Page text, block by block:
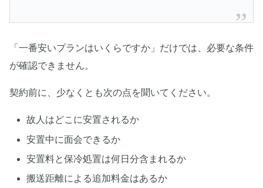
「一番安いプランはいくらですか」だけでは、必要な条件
が確認できません。
契約前に、少なくとも次の点を聞いてください。
故人はどこに安置されるか
安置中に面会できるか
安置料と保冷処置は何日分含まれるか
搬送距離による追加料金はあるか